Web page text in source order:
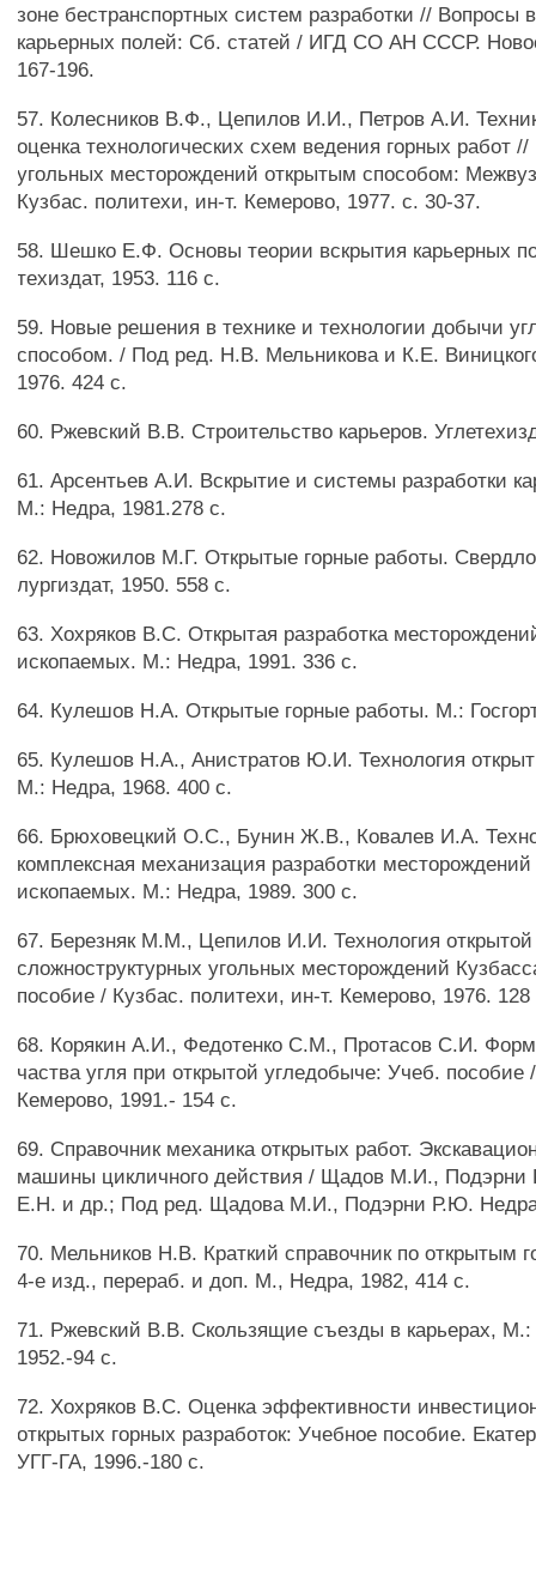
зоне бестранспортных систем разработки // Вопросы
карьерных полей: Сб. статей / ИГД СО АН СССР.
167-196.
57. Колесников В.Ф., Цепилов И.И., Петров А.И.
оценка технологических схем ведения горных работ //
угольных месторождений открытым способом:
Кузбас. политехи, ин-т. Кемерово, 1977. с. 30-37.
58. Шешко Е.Ф. Основы теории вскрытия карьерных
техиздат, 1953. 116 с.
59. Новые решения в технике и технологии добычи
способом. / Под ред. Н.В. Мельникова и К.Е.
1976. 424 с.
60. Ржевский В.В. Строительство карьеров.
61. Арсентьев А.И. Вскрытие и системы разработки
М.: Недра, 1981.278 с.
62. Новожилов М.Г. Открытые горные работы.
лургиздат, 1950. 558 с.
63. Хохряков B.C. Открытая разработка
ископаемых. М.: Недра, 1991. 336 с.
64. Кулешов Н.А. Открытые горные работы. М.:
65. Кулешов Н.А., Анистратов Ю.И. Технология
М.: Недра, 1968. 400 с.
66. Брюховецкий О.С., Бунин Ж.В., Ковалев И.А.
комплексная механизация разработки
ископаемых. М.: Недра, 1989. 300 с.
67. Березняк М.М., Цепилов И.И. Технология открытой
сложноструктурных угольных месторождений
пособие / Кузбас. политехи, ин-т. Кемерово, 1976. 128
68. Корякин А.И., Федотенко С.М., Протасов С.И.
частва угля при открытой угледобыче: Учеб.
Кемерово, 1991.- 154 с.
69. Справочник механика открытых работ.
машины цикличного действия / Щадов М.И.,
Е.Н. и др.; Под ред. Щадова М.И., Подэрни Р.Ю.
70. Мельников Н.В. Краткий справочник по открытым
4-е изд., перераб. и доп. М., Недра, 1982, 414 с.
71. Ржевский В.В. Скользящие съезды в карьерах, М.:
1952.-94 с.
72. Хохряков B.C. Оценка эффективности
открытых горных разработок: Учебное пособие.
УГГ-ГА, 1996.-180 с.